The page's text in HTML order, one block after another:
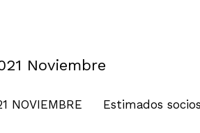
Noviembre
NOVIEMBRE Estimados